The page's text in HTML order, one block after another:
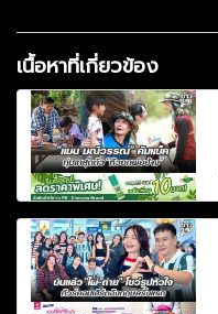
เนื้อหาที่เกี่ยวข้อง